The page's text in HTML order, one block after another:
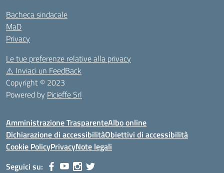
Bacheca sindacale
MaD
Privacy
Le tue preferenze relative alla privacy
⚠️ Inviaci un FeedBack
Copyright © 2023
Powered by Picieffe Srl
Amministrazione TrasparenteAlbo online
Dichiarazione di accessibilitàObiettivi di accessibilità
Cookie PolicyPrivacyNote legali
Seguici su: